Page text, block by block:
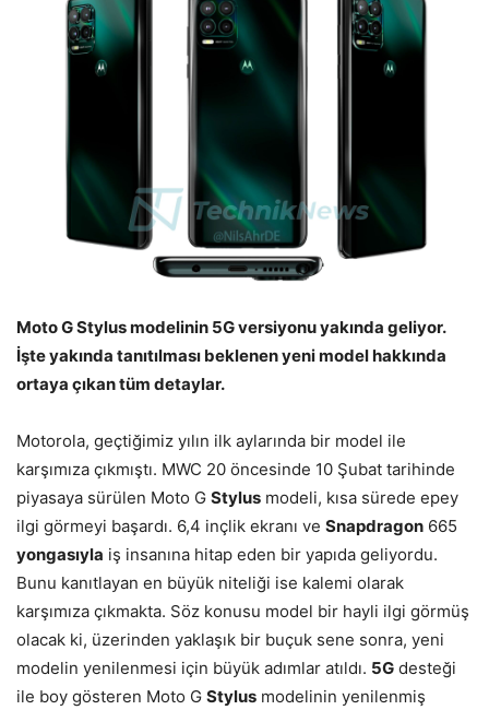
Moto G Stylus modelinin 5G versiyonu yakında geliyor.
İşte yakında tanıtılması beklenen yeni model hakkında
ortaya çıkan tüm detaylar.
Motorola, geçtiğimiz yılın ilk aylarında bir model ile
karşımıza çıkmıştı. MWC 20 öncesinde 10 Şubat tarihinde
piyasaya sürülen Moto G Stylus modeli, kısa sürede epey
ilgi görmeyi başardı. 6,4 inçlik ekranı ve Snapdragon 665
yongasıyla iş insanına hitap eden bir yapıda geliyordu.
Bunu kanıtlayan en büyük niteliği ise kalemi olarak
karşımıza çıkmakta. Söz konusu model bir hayli ilgi görmüş
olacak ki, üzerinden yaklaşık bir buçuk sene sonra, yeni
modelin yenilenmesi için büyük adımlar atıldı. 5G desteği
ile boy gösteren Moto G Stylus modelinin yenilenmiş